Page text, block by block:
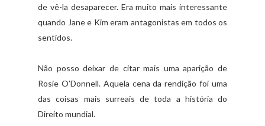
de vê-la desaparecer. Era muito mais interessante
quando Jane e Kim eram antagonistas em todos os
sentidos.
Não posso deixar de citar mais uma aparição de
Rosie O’Donnell. Aquela cena da rendição foi uma
das coisas mais surreais de toda a história do
Direito mundial.